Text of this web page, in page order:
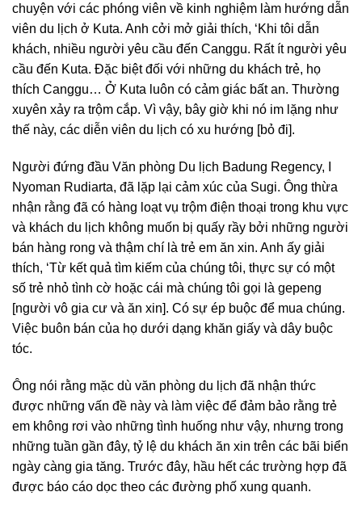
chuyện với các phóng viên về kinh nghiệm làm hướng dẫn
viên du lịch ở Kuta. Anh cởi mở giải thích, ‘Khi tôi dẫn
khách, nhiều người yêu cầu đến Canggu. Rất ít người yêu
cầu đến Kuta. Đặc biệt đối với những du khách trẻ, họ
thích Canggu… Ở Kuta luôn có cảm giác bất an. Thường
xuyên xảy ra trộm cắp. Vì vậy, bây giờ khi nó im lặng như
thế này, các diễn viên du lịch có xu hướng [bỏ đi].
Người đứng đầu Văn phòng Du lịch Badung Regency, I
Nyoman Rudiarta, đã lặp lại cảm xúc của Sugi. Ông thừa
nhận rằng đã có hàng loạt vụ trộm điện thoại trong khu vực
và khách du lịch không muốn bị quấy rầy bởi những người
bán hàng rong và thậm chí là trẻ em ăn xin. Anh ấy giải
thích, ‘Từ kết quả tìm kiếm của chúng tôi, thực sự có một
số trẻ nhỏ tình cờ hoặc cái mà chúng tôi gọi là gepeng
[người vô gia cư và ăn xin]. Có sự ép buộc để mua chúng.
Việc buôn bán của họ dưới dạng khăn giấy và dây buộc
tóc.
Ông nói rằng mặc dù văn phòng du lịch đã nhận thức
được những vấn đề này và làm việc để đảm bảo rằng trẻ
em không rơi vào những tình huống như vậy, nhưng trong
những tuần gần đây, tỷ lệ du khách ăn xin trên các bãi biển
ngày càng gia tăng. Trước đây, hầu hết các trường hợp đã
được báo cáo dọc theo các đường phố xung quanh.